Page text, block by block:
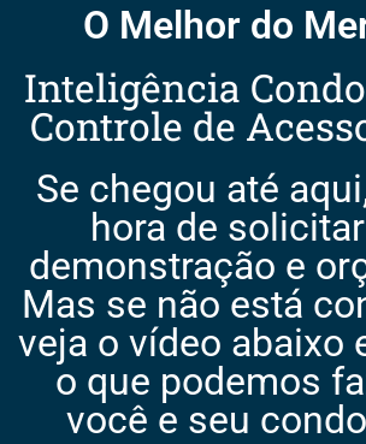
O Melhor do
Inteligência
Controle de
Se chegou até
hora de
demonstração e
Mas se não está
veja o vídeo abaixo
o que podemos
você e seu